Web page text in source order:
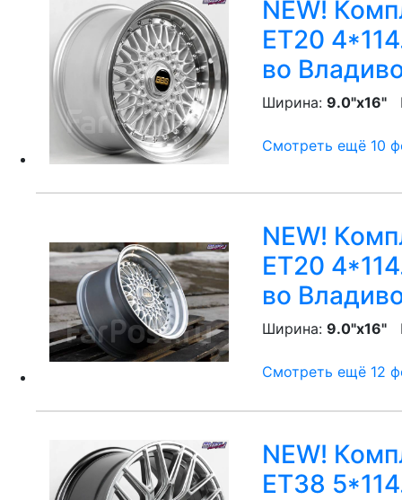
NEW!
ET20
во
Ширина: 9.0"x16"
Смотреть ещё 10
NEW!
ET20
во
Ширина: 9.0"x16"
Смотреть ещё 12
NEW!
ET38